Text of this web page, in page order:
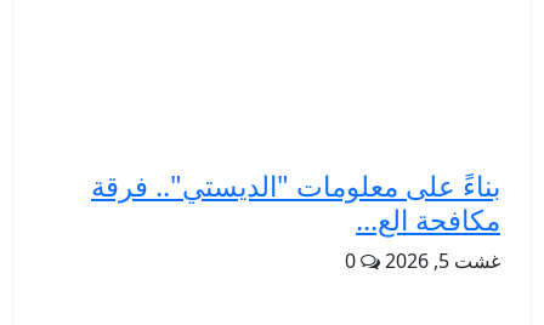
بناءً على معلومات "الديستي".. فرقة
مكافحة الع...
غشت 5, 2026 0